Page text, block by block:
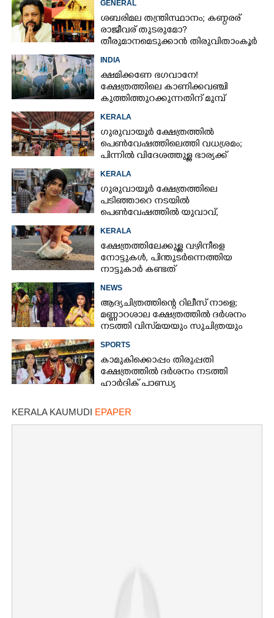
GENERAL
ശബരിമല തന്ത്രിസ്ഥാനം; കണ്ഠരര്
രാജീവര് തുടരുമോ?
തീരുമാനമെടുക്കാൻ തിരുവിതാംകൂർ
INDIA
ക്ഷമിക്കണേ ഭഗവാനേ!
ക്ഷേത്രത്തിലെ കാണിക്കവഞ്ചി
കുത്തിത്തുറക്കുന്നതിന് മുമ്പ്
KERALA
ഗുരുവായൂർ ക്ഷേത്രത്തിൽ
പെൺവേഷത്തിലെത്തി വധശ്രമം;
പിന്നിൽ വിദേശത്തുള്ള ഭാര്യക്ക്
KERALA
ഗുരുവായൂർ ക്ഷേത്രത്തിലെ
പടിഞ്ഞാറെ നടയിൽ
പെൺവേഷത്തിൽ യുവാവ്,​
തെളിഞ്ഞത് വൻഗൂഢാലോചന
KERALA
ക്ഷേത്രത്തിലേക്കുള്ള വഴിനീളെ
നോട്ടുകൾ,​ പിന്തുടർന്നെത്തിയ
നാട്ടുകാർ കണ്ടത്
NEWS
ആദ്യചിത്രത്തിന്റെ റിലീസ് നാളെ;
മണ്ണാറശാല ക്ഷേത്രത്തിൽ ദർശനം
നടത്തി വിസ്‌മയയും സുചിത്രയും
SPORTS
കാമുകിക്കൊപ്പം തിരുപ്പതി
ക്ഷേത്രത്തിൽ ദർശനം നടത്തി
ഹാർദിക് പാണ്ഡ്യ
KERALA KAUMUDI EPAPER